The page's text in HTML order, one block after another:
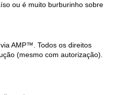
ou é muito burburinho sobre
AMP™. Todos os direitos
(mesmo com autorização).